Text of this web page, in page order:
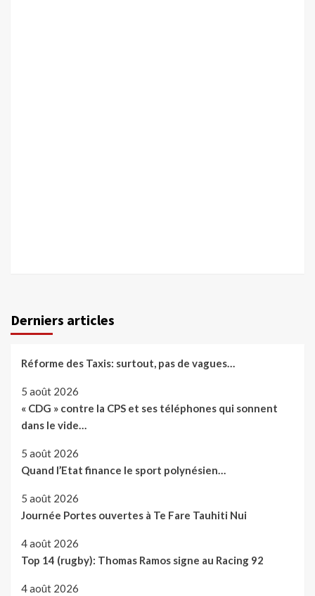
Derniers articles
Réforme des Taxis: surtout, pas de vagues…
5 août 2026
« CDG » contre la CPS et ses téléphones qui sonnent
dans le vide…
5 août 2026
Quand l’Etat finance le sport polynésien…
5 août 2026
Journée Portes ouvertes à Te Fare Tauhiti Nui
4 août 2026
Top 14 (rugby): Thomas Ramos signe au Racing 92
4 août 2026